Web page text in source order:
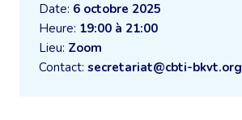
Date: 6 octobre 2025
Heure: 19:00 à 21:00
Lieu: Zoom
Contact: secretariat@cbti-bkvt.org